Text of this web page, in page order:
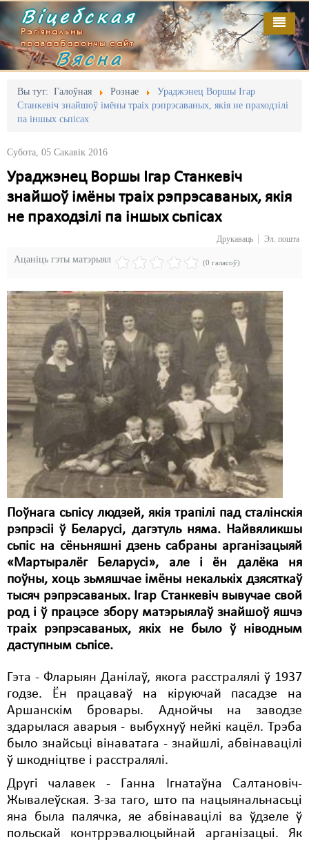
Віцебская
Рэгіянальны
праваабарончы сайт
Вясна
Вы тут: Галоўная Рознае
Ураджэнец Воршы Ігар
Станкевіч знайшоў імёны траіх рэпрэсаваных, якія не праходзілі
па іншых сьпісах
Субота, 05 Сакавік 2016
Ураджэнец Воршы Ігар Станкевіч
знайшоў імёны траіх рэпрэсаваных, якія
не праходзілі па іншых сьпісах
Друкаваць Эл. пошта
Ацаніць гэты матэрыял (0 галасоў)
Поўнага сьпісу людзей, якія трапілі пад сталінскія
рэпрэсіі ў Беларусі, дагэтуль няма. Найвяликшы
сьпіс на сёньняшні дзень сабраны арганізацыяй
«Мартыралёг Беларусі», але і ён далёка ня
поўны, хоць зьмяшчае імёны некалькіх дзясяткаў
тысяч рэпрэсаваных. Ігар Станкевіч вывучае свой
род і ў працэсе збору матэрыялаў знайшоў яшчэ
траіх рэпрэсаваных, якіх не было ў ніводным
даступным сьпісе.
Гэта - Фларыян Данілаў, якога расстралялі ў 1937
годзе. Ён працаваў на кіруючай пасадзе на
Аршанскім бровары. Аднойчы на ​​заводзе
здарылася аварыя - выбухнуў нейкі кацёл. Трэба
было знайсьці вінаватага - знайшлі, абвінавацілі
ў шкодніцтве і расстралялі.
Другі чалавек - Ганна Ігнатаўна Салтановіч-
Жывалеўская. З-за таго, што па нацыянальнасьці
яна была палячка, яе абвінавацілі ва ўдзеле ў
польскай контррэвалюцыйнай арганізацыі. Як
Галоўная
Адміністрацыйны перасьлед
Акцыі
Выбары
Грамадзянскія ініцыятывы
Дзяржава
Дыскрымінацыя
Карная псыхіятрыя
КПЧ ААН
Культурныя правы
ЛПП
Мігранты
Мірныя сходы
Палітвязьні
Правы дзіцяці
Пэнітэнцыярная сыстэма
Распальваньне варожасьці
Рознае
Свабода слова
Свабода сумленьня
Суд
Сьмяротнае пакараньне
Правы працоўных
Сацыяльныя правы
Выданьні
Відэа
Пра нас
RSS